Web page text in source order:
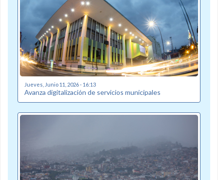
Jueves, Junio 11, 2026 - 16:13
Avanza digitalización de servicios municipales